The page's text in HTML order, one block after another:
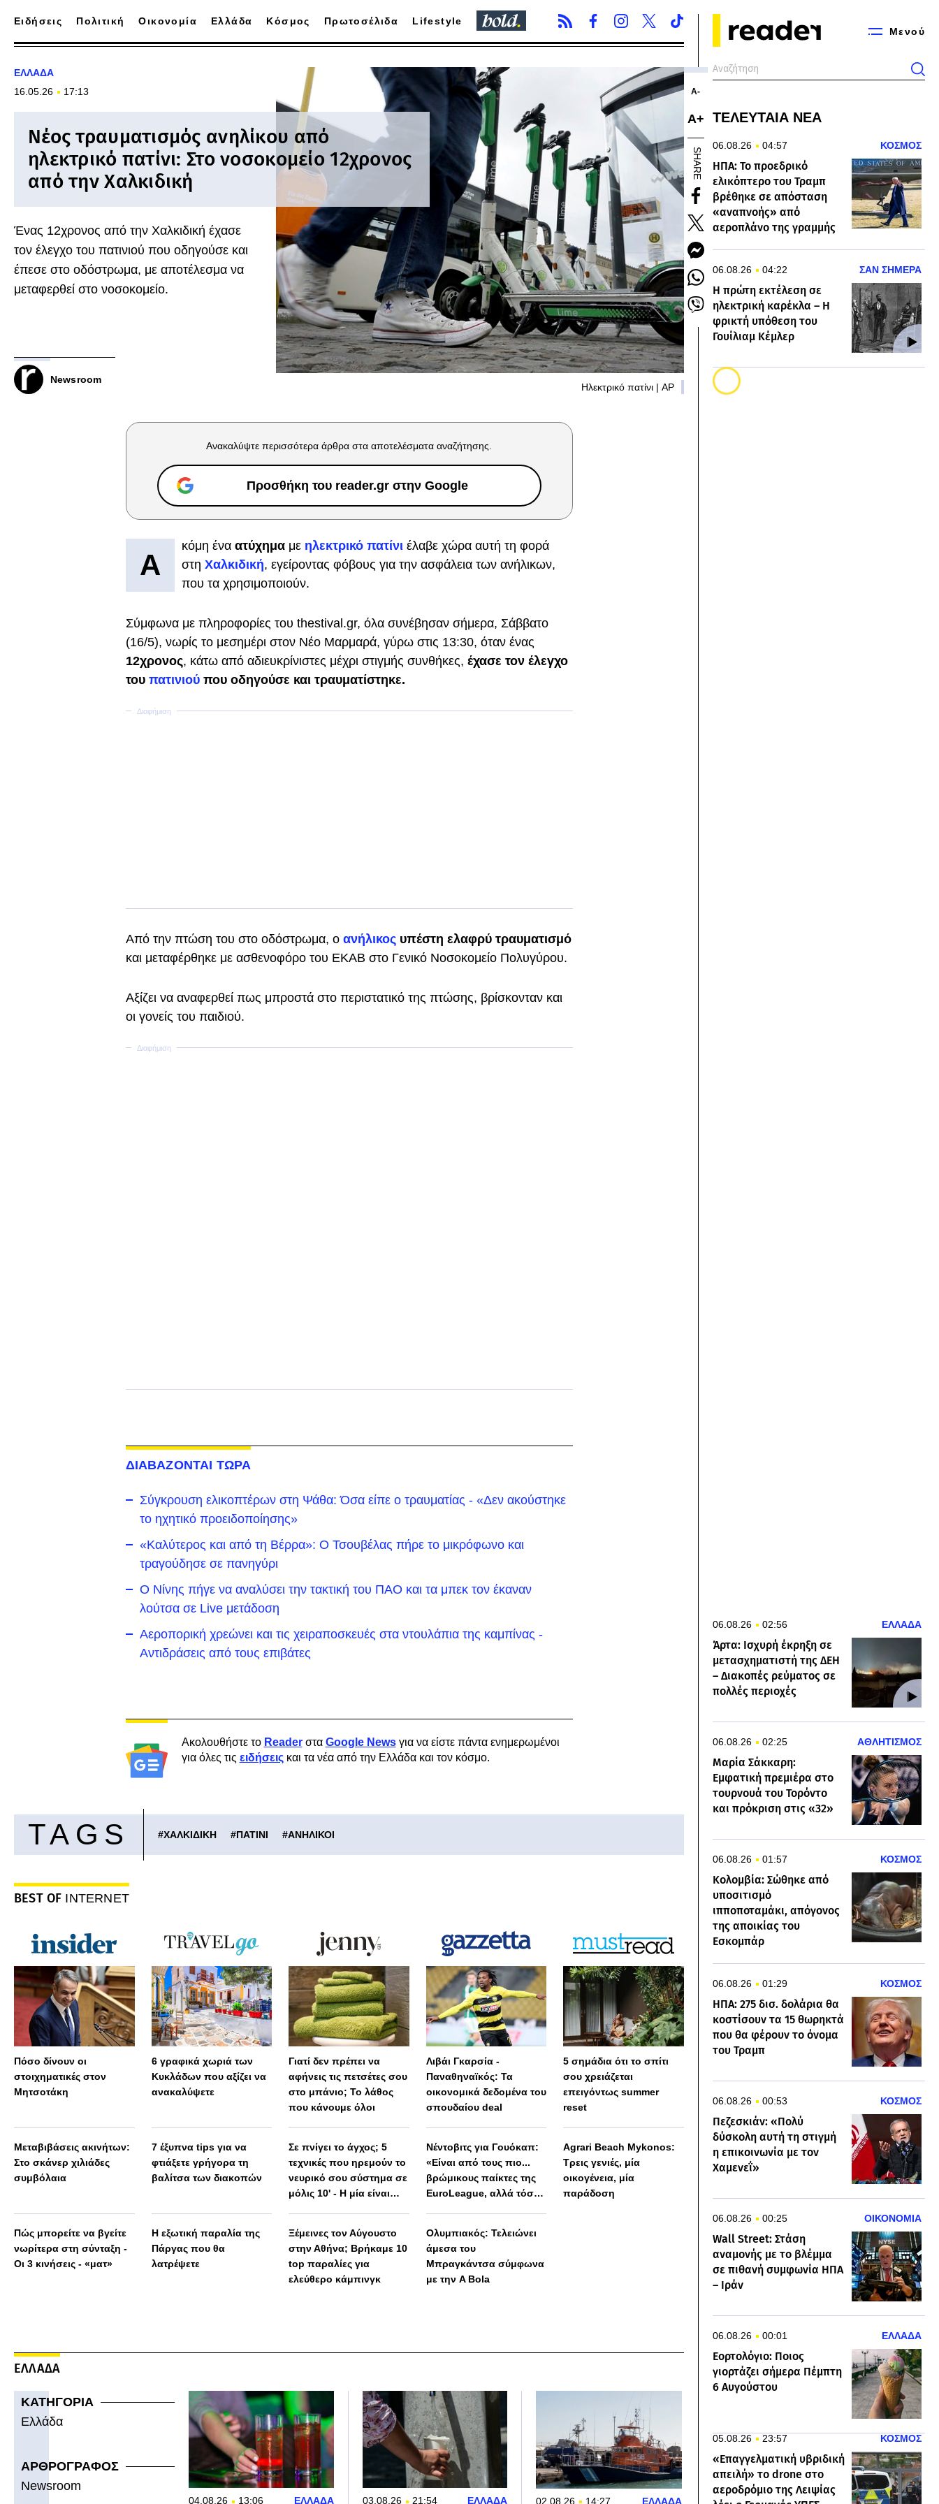
Μενού
Ειδήσεις Πολιτική Οικονομία Ελλάδα Κόσμος Πρωτοσέλιδα Lifestyle
ΕΛΛΑΔΑ
16.05.26
17:13
Νέος τραυματισμός ανηλίκου από
ηλεκτρικό πατίνι: Στο νοσοκομείο 12χρονος
από την Χαλκιδική
Ένας 12χρονος από την Χαλκιδική έχασε
τον έλεγχο του πατινιού που οδηγούσε και
έπεσε στο οδόστρωμα, με αποτέλεσμα να
μεταφερθεί στο νοσοκομείο.
Newsroom
Ηλεκτρικό πατίνι | AP
Α-
Α+
SHARE
Ανακαλύψτε περισσότερα άρθρα στα αποτελέσματα αναζήτησης.
Προσθήκη του reader.gr στην Google
Α
κόμη ένα ατύχημα με ηλεκτρικό πατίνιέλαβε χώρα αυτή τη φορά
στη Χαλκιδική, εγείροντας φόβους για την ασφάλεια των ανήλικων,
που τα χρησιμοποιούν.
Σύμφωνα με πληροφορίες του thestival.gr, όλα συνέβησαν σήμερα, Σάββατο
(16/5), νωρίς το μεσημέρι στον Νέο Μαρμαρά, γύρω στις 13:30, όταν ένας
12χρονος, κάτω από αδιευκρίνιστες μέχρι στιγμής συνθήκες, έχασε τον έλεγχο
του πατινιού που οδηγούσε και τραυματίστηκε.
Από την πτώση του στο οδόστρωμα, ο ανήλικος υπέστη ελαφρύ τραυματισμό
και μεταφέρθηκε με ασθενοφόρο του ΕΚΑΒ στο Γενικό Νοσοκομείο Πολυγύρου.
Αξίζει να αναφερθεί πως μπροστά στο περιστατικό της πτώσης, βρίσκονταν και
οι γονείς του παιδιού.
ΔΙΑΒΑΖΟΝΤΑΙ ΤΩΡΑ
Σύγκρουση ελικοπτέρων στη Ψάθα: Όσα είπε ο τραυματίας - «Δεν ακούστηκε
το ηχητικό προειδοποίησης»
«Καλύτερος και από τη Βέρρα»: Ο Τσουβέλας πήρε το μικρόφωνο και
τραγούδησε σε πανηγύρι
Ο Νίνης πήγε να αναλύσει την τακτική του ΠΑΟ και τα μπεκ τον έκαναν
λούτσα σε Live μετάδοση
Αεροπορική χρεώνει και τις χειραποσκευές στα ντουλάπια της καμπίνας -
Αντιδράσεις από τους επιβάτες
Ακολουθήστε το Readerστα Google Newsγια να είστε πάντα ενημερωμένοι
για όλες τις ειδήσειςκαι τα νέα από την Ελλάδα και τον κόσμο.
TAGS #ΧΑΛΚΙΔΙΚΗ #ΠΑΤΙΝΙ #ΑΝΗΛΙΚΟΙ
BEST OF INTERNET
Πόσο δίνουν οι
στοιχηματικές στον
Μητσοτάκη
Μεταβιβάσεις ακινήτων:
Στο σκάνερ χιλιάδες
συμβόλαια
Πώς μπορείτε να βγείτε
νωρίτερα στη σύνταξη -
Οι 3 κινήσεις - «ματ»
6 γραφικά χωριά των
Κυκλάδων που αξίζει να
ανακαλύψετε
7 έξυπνα tips για να
φτιάξετε γρήγορα τη
βαλίτσα των διακοπών
Η εξωτική παραλία της
Πάργας που θα
λατρέψετε
Γιατί δεν πρέπει να
αφήνεις τις πετσέτες σου
στο μπάνιο; Το λάθος
που κάνουμε όλοι
Σε πνίγει το άγχος; 5
τεχνικές που ηρεμούν το
νευρικό σου σύστημα σε
μόλις 10' - Η μία είναι
Ξέμεινες τον Αύγουστο
στην Αθήνα; Βρήκαμε 10
top παραλίες για
ελεύθερο κάμπινγκ
Λιβάι Γκαρσία -
Παναθηναϊκός: Τα
οικονομικά δεδομένα του
σπουδαίου deal
Νέντοβιτς για Γουόκαπ:
«Είναι από τους πιο...
βρώμικους παίκτες της
EuroLeague, αλλά τόσο
Ολυμπιακός: Τελειώνει
άμεσα του
Μπραγκάντσα σύμφωνα
με την A Bola
5 σημάδια ότι το σπίτι
σου χρειάζεται
επειγόντως summer
reset
Agrari Beach Mykonos:
Τρεις γενιές, μία
οικογένεια, μία
παράδοση
ΕΛΛΑΔΑ
ΚΑΤΗΓΟΡΙΑ
Ελλάδα
ΑΡΘΡΟΓΡΑΦΟΣ
Newsroom
04.08.26 13:06 ΕΛΛΑΔΑ 03.08.26 21:54 ΕΛΛΑΔΑ 02.08.26 14:27 ΕΛΛΑΔΑ
ΤΕΛΕΥΤΑΙΑ ΝΕΑ
06.08.26 04:57 ΚΟΣΜΟΣ
ΗΠΑ: Το προεδρικό
ελικόπτερο του Τραμπ
βρέθηκε σε απόσταση
«αναπνοής» από
αεροπλάνο της γραμμής
06.08.26 04:22 ΣΑΝ ΣΗΜΕΡΑ
Η πρώτη εκτέλεση σε
ηλεκτρική καρέκλα – Η
φρικτή υπόθεση του
Γουίλιαμ Κέμλερ
06.08.26 02:56 ΕΛΛΑΔΑ
Άρτα: Ισχυρή έκρηξη σε
μετασχηματιστή της ΔΕΗ
– Διακοπές ρεύματος σε
πολλές περιοχές
06.08.26 02:25 ΑΘΛΗΤΙΣΜΟΣ
Μαρία Σάκκαρη:
Εμφατική πρεμιέρα στο
τουρνουά του Τορόντο
και πρόκριση στις «32»
06.08.26 01:57 ΚΟΣΜΟΣ
Κολομβία: Σώθηκε από
υποσιτισμό
ιπποποταμάκι, απόγονος
της αποικίας του
Εσκομπάρ
06.08.26 01:29 ΚΟΣΜΟΣ
ΗΠΑ: 275 δισ. δολάρια θα
κοστίσουν τα 15 θωρηκτά
που θα φέρουν το όνομα
του Τραμπ
06.08.26 00:53 ΚΟΣΜΟΣ
Πεζεσκιάν: «Πολύ
δύσκολη αυτή τη στιγμή
η επικοινωνία με τον
Χαμενεΐ»
06.08.26 00:25 ΟΙΚΟΝΟΜΙΑ
Wall Street: Στάση
αναμονής με το βλέμμα
σε πιθανή συμφωνία ΗΠΑ
– Ιράν
06.08.26 00:01 ΕΛΛΑΔΑ
Εορτολόγιο: Ποιος
γιορτάζει σήμερα Πέμπτη
6 Αυγούστου
05.08.26 23:57 ΚΟΣΜΟΣ
«Επαγγελματική υβριδική
απειλή» το drone στο
αεροδρόμιο της Λειψίας